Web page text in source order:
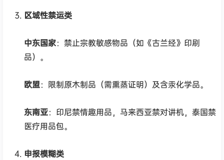
区域性禁运类
中东国家：禁止宗教敏感物品（如《古兰经》印刷
品）。
欧盟：限制原木制品（需熏蒸证明）及含汞化学品。
东南亚：印尼禁情趣用品，马来西亚禁对讲机，泰国禁
医疗用品包。
申报模糊类